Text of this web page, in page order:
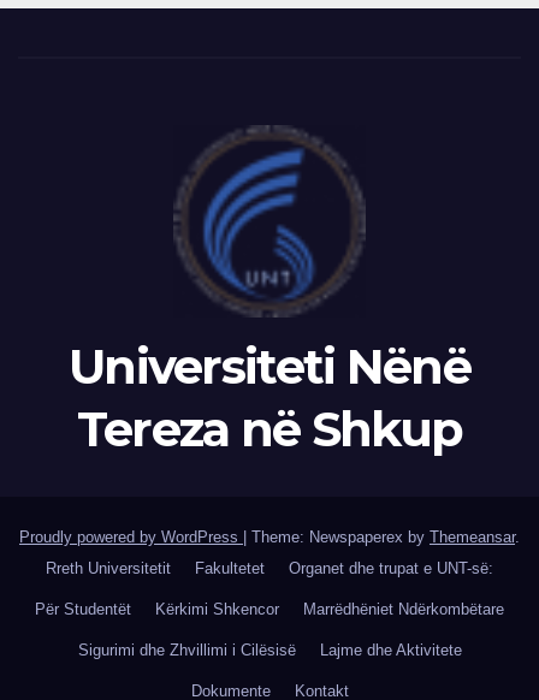
Universiteti Nënë
Tereza në Shkup
Proudly powered by WordPress Theme: Newspaperex by Themeansar.
Rreth Universitetit
Fakultetet Organet dhe trupat e UNT-së:
Për Studentët Kërkimi Shkencor Marrëdhëniet Ndërkombëtare
Sigurimi dhe Zhvillimi i Cilësisë Lajme dhe Aktivitete
Dokumente Kontakt